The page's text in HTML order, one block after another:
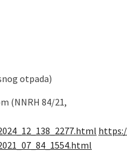
otpada)
(NNRH 84/21,